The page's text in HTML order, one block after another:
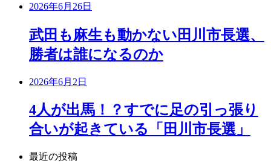
2026年6月26日
武田も麻生も動かない田川市長選、
勝者は誰になるのか
2026年6月2日
4人が出馬！？すでに足の引っ張り
合いが起きている「田川市長選」
最近の投稿